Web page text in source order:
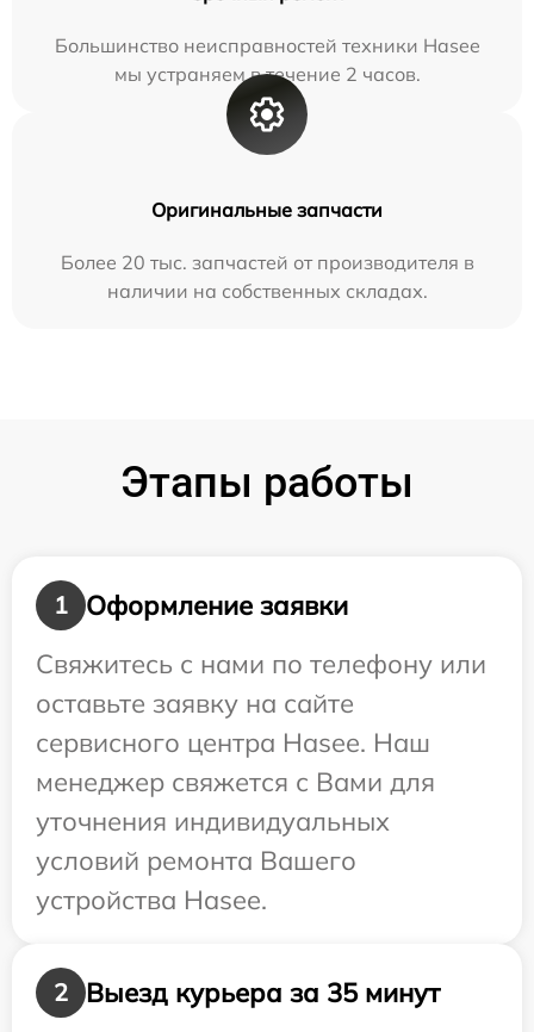
Большинство неисправностей техники Hasee
мы устраняем в течение 2 часов.
Оригинальные запчасти
Более 20 тыс. запчастей от производителя в
наличии на собственных складах.
Этапы работы
1
Оформление заявки
Свяжитесь с нами по телефону или
оставьте заявку на сайте
сервисного центра Hasee. Наш
менеджер свяжется с Вами для
уточнения индивидуальных
условий ремонта Вашего
устройства Hasee.
2 Выезд курьера за 35 минут